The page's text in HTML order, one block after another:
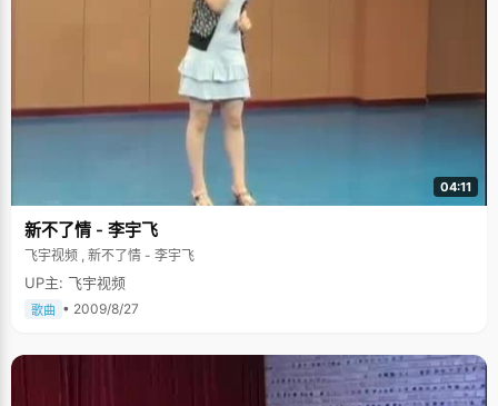
04:11
新不了情 - 李宇飞
飞宇视频 , 新不了情 - 李宇飞
UP主: 飞宇视频
歌曲 • 2009/8/27